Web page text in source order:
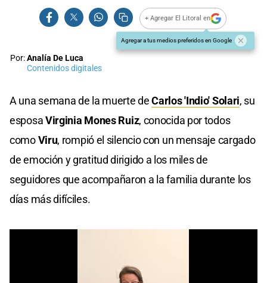
+ Agregar El Litoral en
Agregar a tus medios preferidos en Google
Por:Analía De Luca
Contenidos digitales
A una semana de la muerte de Carlos 'Indio' Solari, su
esposaVirginia Mones Ruiz, conocida por todos
comoViru, rompió el silencio con un mensaje cargado
de emoción y gratitud dirigido a los miles de
seguidores que acompañaron a la familia durante los
días más difíciles.